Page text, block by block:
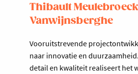
Thibault
Vanwijnsberghe
Vooruitstrevende
naar innovatie en
detail en kwaliteit realiseert het